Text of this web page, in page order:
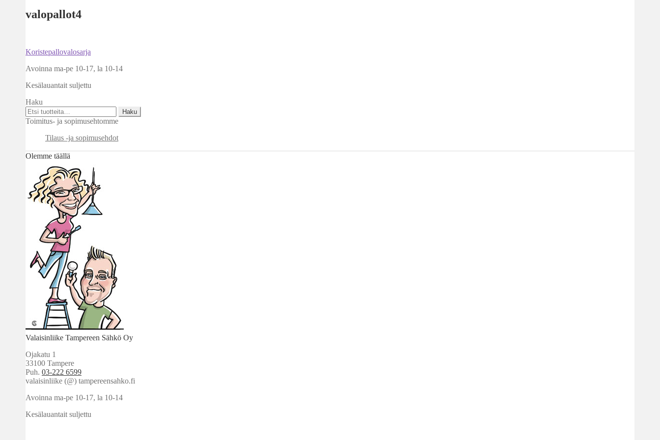
valopallot4
Artikkelien
selaus
Edellinen
Koristepallovalosarja
Avoinna ma-pe 10-17, la 10-14
Kesälauantait suljettu
Haku
Etsi:
Haku
Toimitus- ja sopimusehtomme
Tilaus -ja sopimusehdot
Olemme täällä
Valaisinliike Tampereen Sähkö Oy
Ojakatu 1
33100 Tampere
Puh. 03-222 6599
valaisinliike (@) tampereensahko.fi
Avoinna ma-pe 10-17, la 10-14
Kesälauantait suljettu